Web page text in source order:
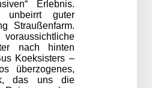
Erlebnis.
guter
Straußenfarm.
nach hinten
Koeksisters –
überzogenes,
das uns die